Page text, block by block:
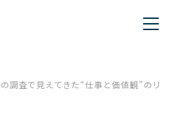
調査で見えてきた“仕事と価値観”のリ